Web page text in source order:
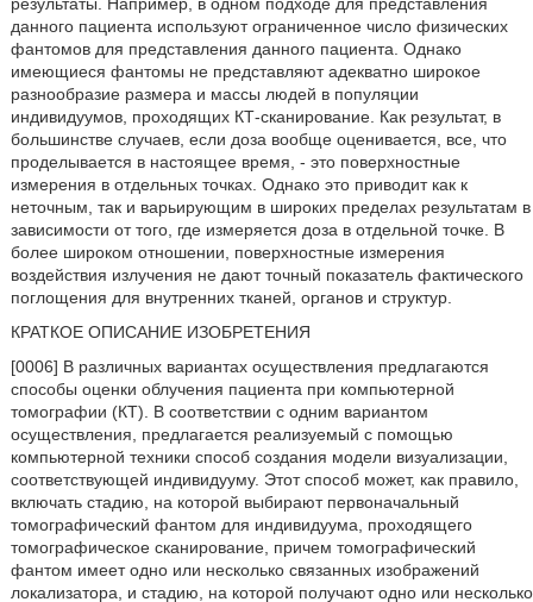
данного пациента используют ограниченное число физических
фантомов для представления данного пациента. Однако
имеющиеся фантомы не представляют адекватно широкое
разнообразие размера и массы людей в популяции
индивидуумов, проходящих КТ-сканирование. Как результат, в
большинстве случаев, если доза вообще оценивается, все, что
проделывается в настоящее время, - это поверхностные
измерения в отдельных точках. Однако это приводит как к
неточным, так и варьирующим в широких пределах результатам в
зависимости от того, где измеряется доза в отдельной точке. В
более широком отношении, поверхностные измерения
воздействия излучения не дают точный показатель фактического
поглощения для внутренних тканей, органов и структур.
КРАТКОЕ ОПИСАНИЕ ИЗОБРЕТЕНИЯ
[0006] В различных вариантах осуществления предлагаются
способы оценки облучения пациента при компьютерной
томографии (КТ). В соответствии с одним вариантом
осуществления, предлагается реализуемый с помощью
компьютерной техники способ создания модели визуализации,
соответствующей индивидууму. Этот способ может, как правило,
включать стадию, на которой выбирают первоначальный
томографический фантом для индивидуума, проходящего
томографическое сканирование, причем томографический
фантом имеет одно или несколько связанных изображений
локализатора, и стадию, на которой получают одно или несколько